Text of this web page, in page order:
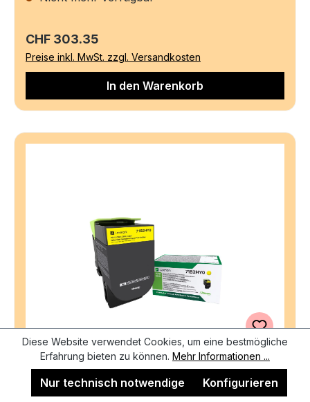
Regulärer Preis:
CHF 303.35
Preise inkl. MwSt. zzgl. Versandkosten
In den Warenkorb
LEXMARK Toner-Modul HY return yellow 71B2HY0
CS31/41/51x 3500 Seiten
Diese Website verwendet Cookies, um eine bestmögliche
Erfahrung bieten zu können. Mehr Informationen ...
Nur technisch notwendige Konfigurieren